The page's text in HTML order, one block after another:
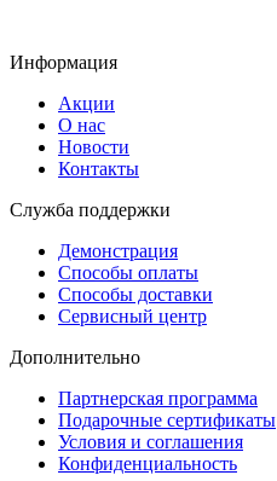
Информация
Акции
О нас
Новости
Контакты
Служба поддержки
Демонстрация
Способы оплаты
Способы доставки
Сервисный центр
Дополнительно
Партнерская программа
Подарочные сертификаты
Условия и соглашения
Конфиденциальность